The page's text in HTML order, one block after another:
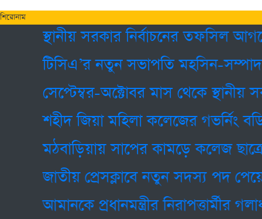
শিরোনাম
স্থানীয় সরকার নির্বাচনের তফসিল
টিসিএ’র নতুন সভাপতি মহসিন-সম্পাদক
সেপ্টেম্বর-অক্টোবর মাস থেকে স্থানীয়
শহীদ জিয়া মহিলা কলেজের গভর্নিং বডির
মঠবাড়িয়ায় সাপের কামড়ে কলেজ ছাত্রে'র
জাতীয় প্রেসক্লাবে নতুন সদস্য পদ
আমানকে প্রধানমন্ত্রীর নিরাপত্তার্মীর